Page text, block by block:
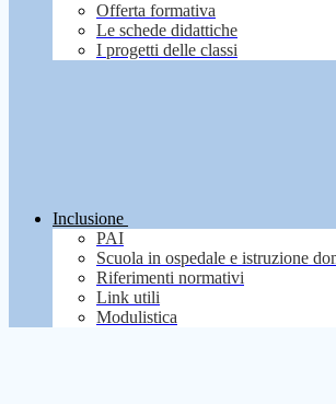
Offerta formativa
Le schede didattiche
I progetti delle classi
Inclusione
PAI
Scuola in ospedale e istruzione
Riferimenti normativi
Link utili
Modulistica